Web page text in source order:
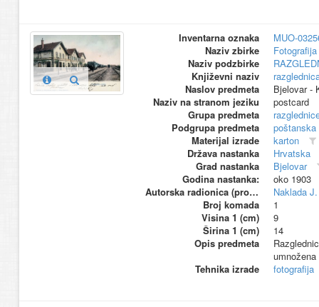
Inventarna oznaka
MUO-
Naziv zbirke
Naziv podzbirke
Književni naziv
Naslov predmeta
Bjelovar -
Naziv na stranom jeziku
postcard
Grupa predmeta
Podgrupa predmeta
poštanska
Materijal izrade
karton
Država nastanka
Hrvatska
Grad nastanka
Bjelovar
Godina nastanka:
oko 1903
Autorska radionica (proizvođač)
Naklada
Broj komada
1
Visina 1 (cm)
9
Širina 1 (cm)
14
Opis predmeta
Tehnika izrade
fotografija